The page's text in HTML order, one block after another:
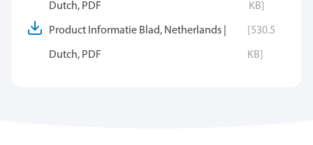
Dutch, PDF KB]
Product Informatie Blad, Netherlands |
Dutch, PDF
[530.5
KB]